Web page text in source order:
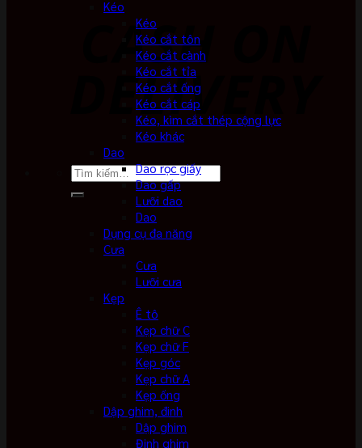
Tìm
Kéo
Kéo
Kéo cắt tôn
Kéo cắt cành
Kéo cắt tỉa
Kéo cắt ống
Kéo cắt cáp
Kéo, kìm cắt thép cộng lực
Kéo khác
Dao
Dao rọc giấy
Dao gấp
Lưỡi dao
Dao
Dụng cụ đa năng
Cưa
Cưa
Lưỡi cưa
Kẹp
Ê tô
Kẹp chữ C
Kẹp chữ F
Kẹp góc
Kẹp chữ A
Kẹp ống
Dập ghim, đinh
Dập ghim
Đinh ghim